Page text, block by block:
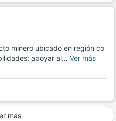
minero ubicado en región co
apoyar al… Ver más
más